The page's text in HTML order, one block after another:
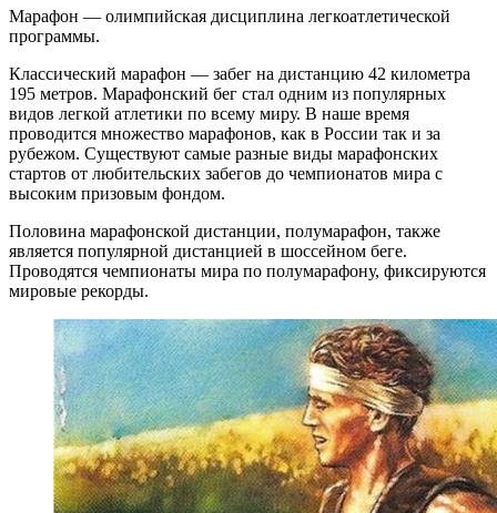
Марафон — олимпийская дисциплина легкоатлетической
программы.
Классический марафон — забег на дистанцию 42 километра
195 метров. Марафонский бег стал одним из популярных
видов легкой атлетики по всему миру. В наше время
проводится множество марафонов, как в России так и за
рубежом. Существуют самые разные виды марафонских
стартов от любительских забегов до чемпионатов мира с
высоким призовым фондом.
Половина марафонской дистанции, полумарафон, также
является популярной дистанцией в шоссейном беге.
Проводятся чемпионаты мира по полумарафону, фиксируются
мировые рекорды.